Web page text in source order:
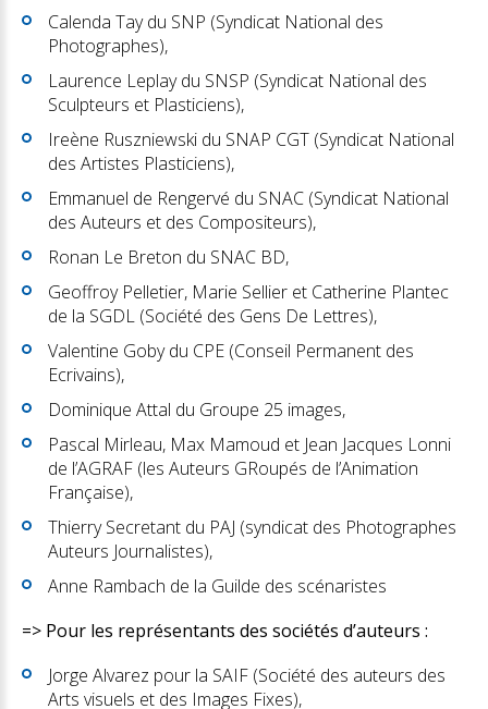
Calenda Tay du SNP (Syndicat National des
Photographes),
Laurence Leplay du SNSP (Syndicat National des
Sculpteurs et Plasticiens),
Ireène Ruszniewski du SNAP CGT (Syndicat National
des Artistes Plasticiens),
Emmanuel de Rengervé du SNAC (Syndicat National
des Auteurs et des Compositeurs),
Ronan Le Breton du SNAC BD,
Geoffroy Pelletier, Marie Sellier et Catherine Plantec
de la SGDL (Société des Gens De Lettres),
Valentine Goby du CPE (Conseil Permanent des
Ecrivains),
Dominique Attal du Groupe 25 images,
Pascal Mirleau, Max Mamoud et Jean Jacques Lonni
de l’AGRAF (les Auteurs GRoupés de l’Animation
Française),
Thierry Secretant du PAJ (syndicat des Photographes
Auteurs Journalistes),
Anne Rambach de la Guilde des scénaristes
=> Pour les représentants des sociétés d’auteurs :
Jorge Alvarez pour la SAIF (Société des auteurs des
Arts visuels et des Images Fixes),